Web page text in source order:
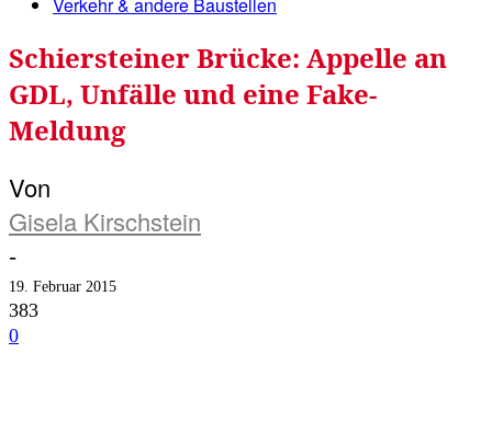
Verkehr & andere Baustellen
Schiersteiner Brücke: Appelle an
GDL, Unfälle und eine Fake-
Meldung
Von
Gisela Kirschstein
-
19. Februar 2015
383
0